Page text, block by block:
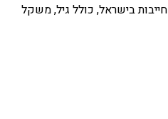
בישראל, כולל גיל, משקל